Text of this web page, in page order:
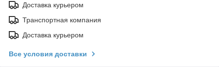
Доставка курьером
Транспортная компания
Доставка курьером
Все условия доставки